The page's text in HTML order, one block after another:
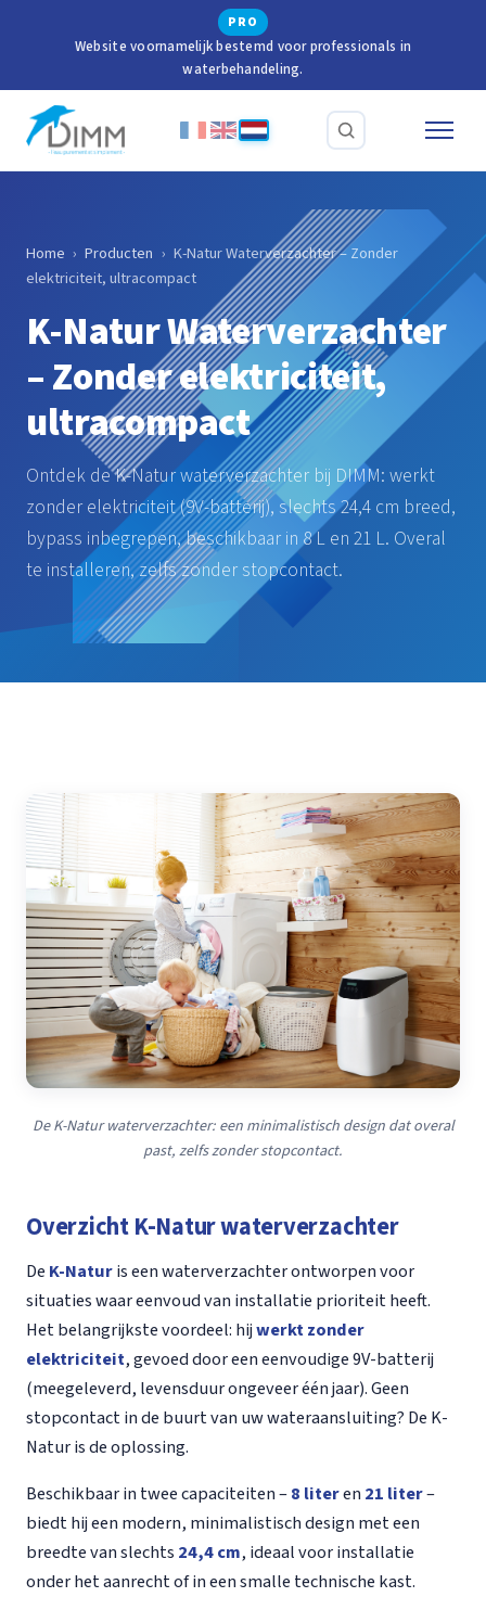
PRO
Website voornamelijk bestemd voor professionals in
waterbehandeling.
Home › Producten › K-Natur Waterverzachter – Zonder
elektriciteit, ultracompact
K-Natur Waterverzachter
– Zonder elektriciteit,
ultracompact
Ontdek de K-Natur waterverzachter bij DIMM: werkt
zonder elektriciteit (9V-batterij), slechts 24,4 cm breed,
bypass inbegrepen, beschikbaar in 8 L en 21 L. Overal
te installeren, zelfs zonder stopcontact.
De K-Natur waterverzachter: een minimalistisch design dat overal
past, zelfs zonder stopcontact.
Overzicht K-Natur waterverzachter
De K-Naturis een waterverzachter ontworpen voor
situaties waar eenvoud van installatie prioriteit heeft.
Het belangrijkste voordeel: hijwerkt zonder
elektriciteit, gevoed door een eenvoudige 9V-batterij
(meegeleverd, levensduur ongeveer één jaar). Geen
stopcontact in de buurt van uw wateraansluiting? De K-
Natur is de oplossing.
Beschikbaar in twee capaciteiten –8 literen 21 liter–
biedt hij een modern, minimalistisch design met een
breedte van slechts 24,4 cm, ideaal voor installatie
onder het aanrecht of in een smalle technische kast.